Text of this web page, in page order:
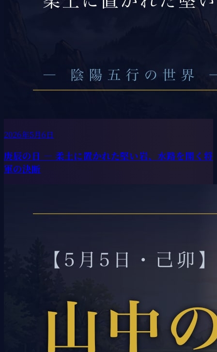
2026年5月6日
庚辰の日 ― 柔土に置かれた堅い岩、水路を開く将
軍の決断